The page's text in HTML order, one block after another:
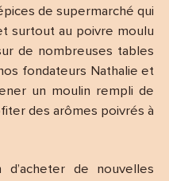
de supermarché qui
surtout au poivre moulu
de nombreuses tables
fondateurs Nathalie et
un moulin rempli de
des arômes poivrés à
de nouvelles